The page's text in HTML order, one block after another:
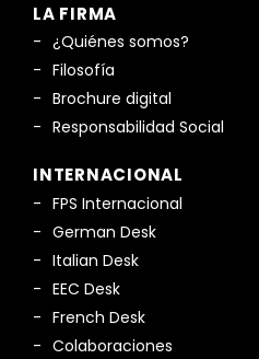
LA FIRMA
¿Quiénes somos?
Filosofía
Brochure digital
Responsabilidad Social
INTERNACIONAL
FPS Internacional
German Desk
Italian Desk
EEC Desk
French Desk
Colaboraciones